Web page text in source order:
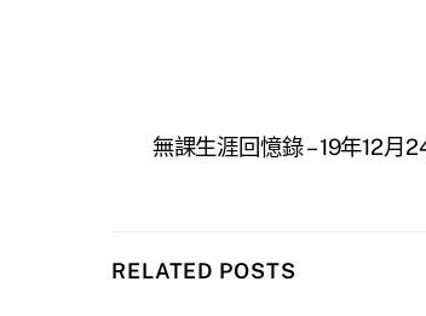
無課生涯回憶錄 – 19年12月
RELATED POSTS